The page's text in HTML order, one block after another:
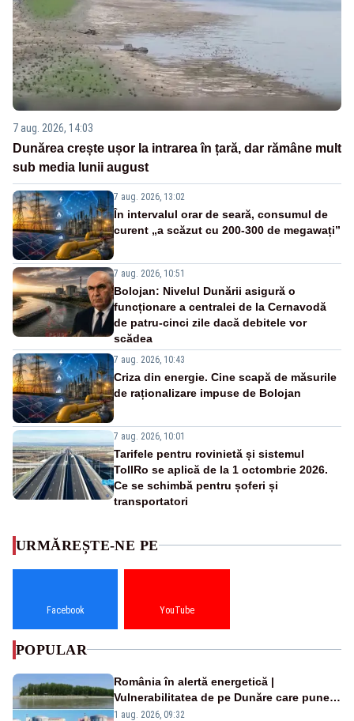
7 aug. 2026, 14:03
Dunărea crește ușor la intrarea în țară, dar rămâne mult
sub media lunii august
7 aug. 2026, 13:02
În intervalul orar de seară, consumul de
curent „a scăzut cu 200-300 de megawați”
7 aug. 2026, 10:51
Bolojan: Nivelul Dunării asigură o
funcționare a centralei de la Cernavodă
de patru-cinci zile dacă debitele vor
scădea
7 aug. 2026, 10:43
Criza din energie. Cine scapă de măsurile
de raționalizare impuse de Bolojan
7 aug. 2026, 10:01
Tarifele pentru rovinietă și sistemul
TollRo se aplică de la 1 octombrie 2026.
Ce se schimbă pentru șoferi și
transportatori
URMĂREȘTE-NE PE
Facebook YouTube
POPULAR
România în alertă energetică |
Vulnerabilitatea de pe Dunăre care pune
în pericol Centrala Cernavodă era
1 aug. 2026, 09:32